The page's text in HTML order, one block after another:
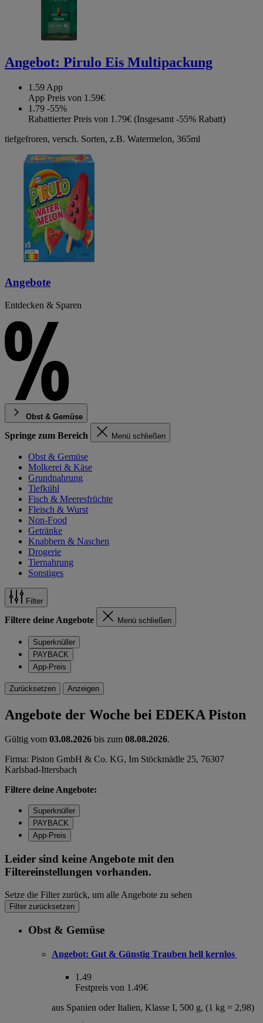
Angebot: Pirulo Eis Multipackung
1.59 App
App Preis von 1.59€
1.79 -55%
Rabattierter Preis von 1.79€ (Insgesamt -55% Rabatt)
tiefgefroren, versch. Sorten, z.B. Watermelon, 365ml
Angebote
Entdecken & Sparen
Obst & Gemüse
Springe zum Bereich Menü schließen
Obst & Gemüse
Molkerei & Käse
Grundnahrung
Tiefkühl
Fisch & Meeresfrüchte
Fleisch & Wurst
Non-Food
Getränke
Knabbern & Naschen
Drogerie
Tiernahrung
Sonstiges
Filter
Filtere deine Angebote Menü schließen
Superknüller
PAYBACK
App-Preis
Zurücksetzen Anzeigen
Angebote der Woche bei EDEKA Piston
Gültig vom 03.08.2026 bis zum 08.08.2026.
Firma: Piston GmbH & Co. KG, Im Stöckmädle 25, 76307
Karlsbad-Ittersbach
Filtere deine Angebote:
Superknüller
PAYBACK
App-Preis
Leider sind keine Angebote mit den
Filtereinstellungen vorhanden.
Setze die Filter zurück, um alle Angebote zu sehen
Filter zurücksetzen
Obst & Gemüse
Angebot: Gut & Günstig Trauben hell kernlos
1.49
Festpreis von 1.49€
aus Spanien oder Italien, Klasse I, 500 g, (1 kg = 2,98)